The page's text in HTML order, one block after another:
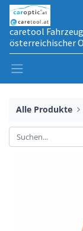
caretool
Alle Produkte